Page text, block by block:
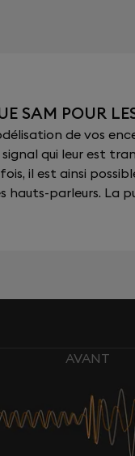
SAM POUR
de vos
qui leur est
il est ainsi
hauts-parleurs. La
AVANT